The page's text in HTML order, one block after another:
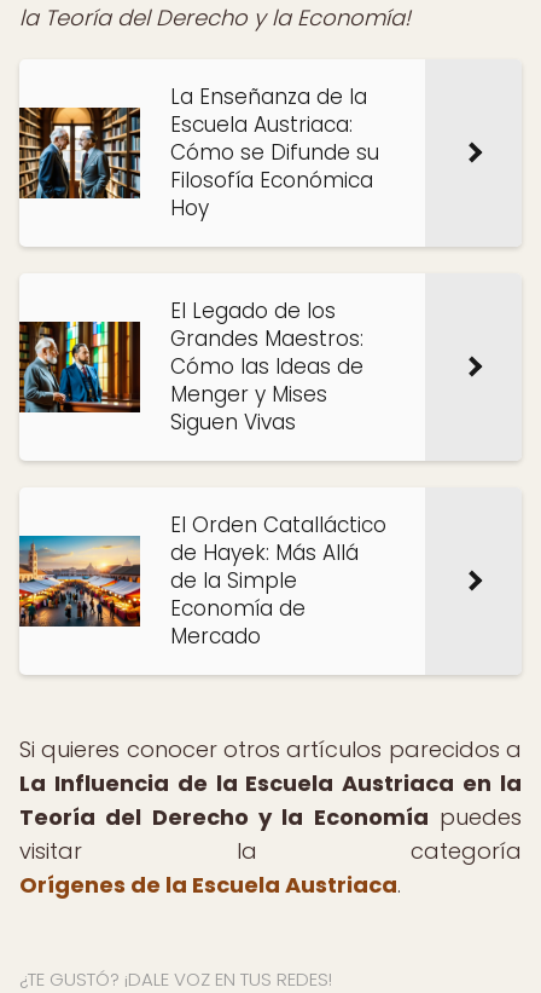
la Teoría del Derecho y la Economía!
La Enseñanza de la
Escuela Austriaca:
Cómo se Difunde su
Filosofía Económica
Hoy
El Legado de los
Grandes Maestros:
Cómo las Ideas de
Menger y Mises
Siguen Vivas
El Orden Catalláctico
de Hayek: Más Allá
de la Simple
Economía de
Mercado
Si quieres conocer otros artículos parecidos a
La Influencia de la Escuela Austriaca en la
Teoría del Derecho y la Economía puedes
visitar la categoría
Orígenes de la Escuela Austriaca.
¿TE GUSTÓ? ¡DALE VOZ EN TUS REDES!